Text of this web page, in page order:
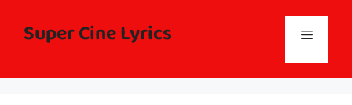
contentSuper Cine Lyrics Menu